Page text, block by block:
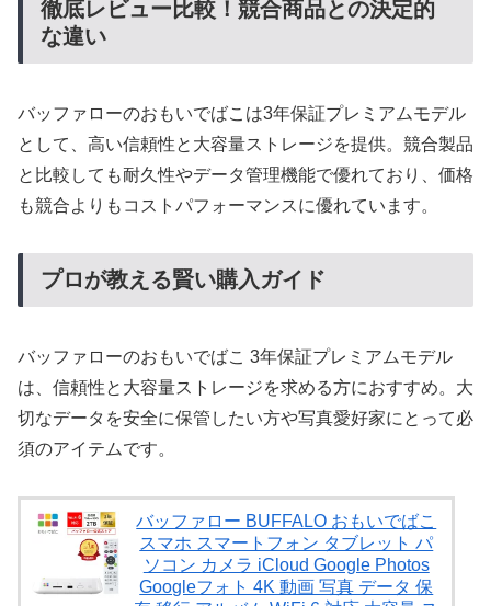
徹底レビュー比較！競合商品との決定的
な違い
バッファローのおもいでばこは3年保証プレミアムモデル
として、高い信頼性と大容量ストレージを提供。競合製品
と比較しても耐久性やデータ管理機能で優れており、価格
も競合よりもコストパフォーマンスに優れています。
プロが教える賢い購入ガイド
バッファローのおもいでばこ 3年保証プレミアムモデル
は、信頼性と大容量ストレージを求める方におすすめ。大
切なデータを安全に保管したい方や写真愛好家にとって必
須のアイテムです。
バッファロー BUFFALO おもいでばこ
スマホ スマートフォン タブレット パ
ソコン カメラ iCloud Google Photos
Googleフォト 4K 動画 写真 データ 保